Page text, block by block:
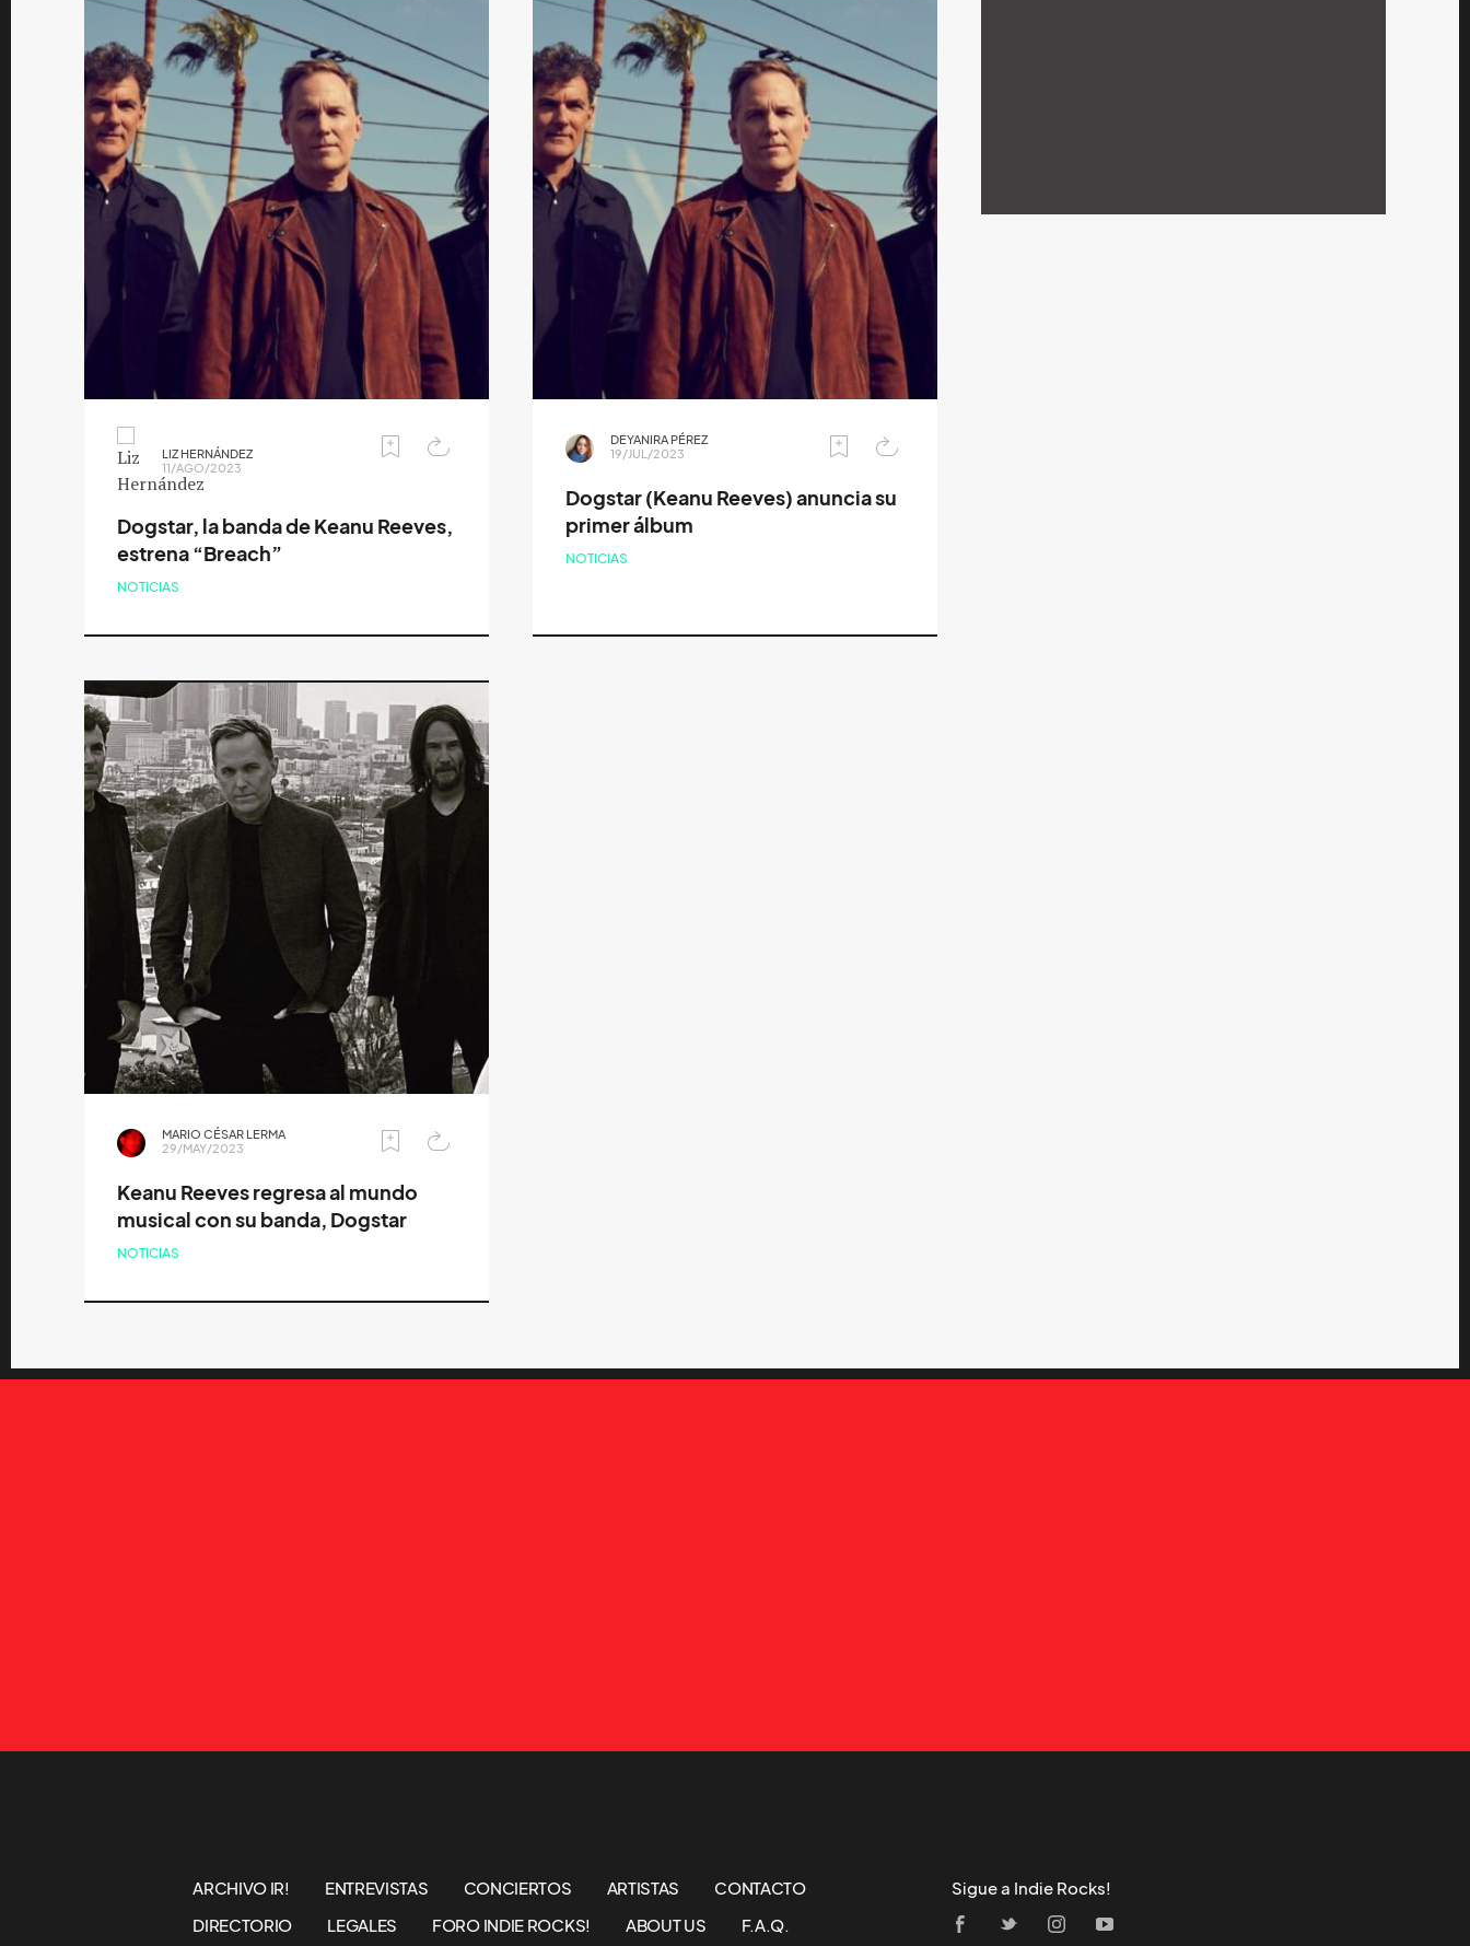
LIZ HERNÁNDEZ
11/AGO/2023
Dogstar, la banda de Keanu Reeves,
estrena “Breach”
NOTICIAS
DEYANIRA PÉREZ
19/JUL/2023
Dogstar (Keanu Reeves) anuncia su
primer álbum
NOTICIAS
MARIO CÉSAR LERMA
29/MAY/2023
Keanu Reeves regresa al mundo
musical con su banda, Dogstar
NOTICIAS
ARCHIVO IR! ENTREVISTAS CONCIERTOS ARTISTAS
CONTACTO
DIRECTORIO
LEGALES FORO INDIE ROCKS! ABOUT US F.A.Q.
Sigue a Indie Rocks!